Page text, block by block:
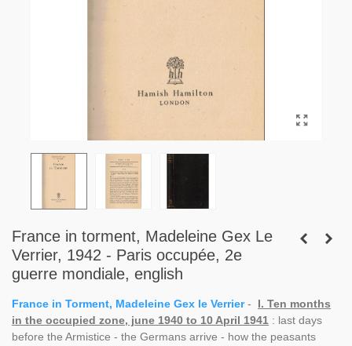
France in torment, Madeleine Gex Le
Verrier, 1942 - Paris occupée, 2e
guerre mondiale, english
France in Torment, Madeleine Gex le Verrier- I. Ten months
in the occupied zone, june 1940 to 10 April 1941 : last days
before the Armistice - the Germans arrive - how the peasants